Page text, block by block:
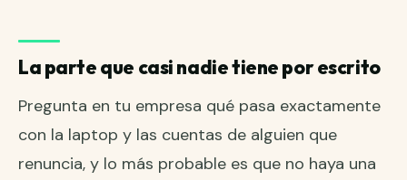
La parte que casi nadie tiene por escrito
Pregunta en tu empresa qué pasa exactamente
con la laptop y las cuentas de alguien que
renuncia, y lo más probable es que no haya una